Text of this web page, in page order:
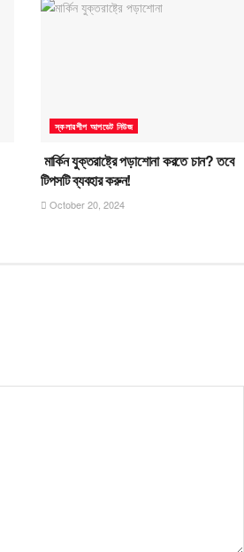
স্কলারশীপ আপডেট নিউজ
মার্কিন যুক্তরাষ্ট্রে পড়াশোনা করতে চান? তবে
টিপসটি ব্যবহার করুন!
October 20, 2024